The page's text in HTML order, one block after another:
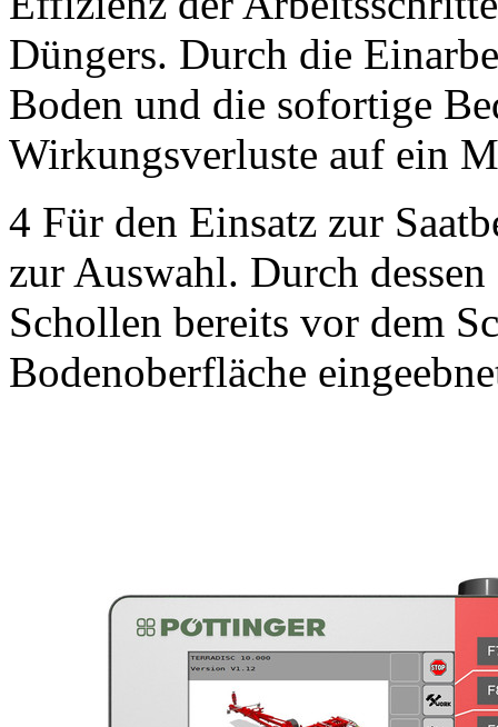
Düngers. Durch die
Boden und die sofortige
Wirkungsverluste auf ein
4 Für den Einsatz zur
zur Auswahl. Durch
Schollen bereits vor dem
Bodenoberfläche